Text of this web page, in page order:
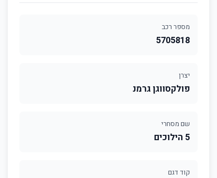
מספר רכב
5705818
יצרן
פולקסווגן גרמנ
שם מסחרי
5 הילוכים
קוד דגם